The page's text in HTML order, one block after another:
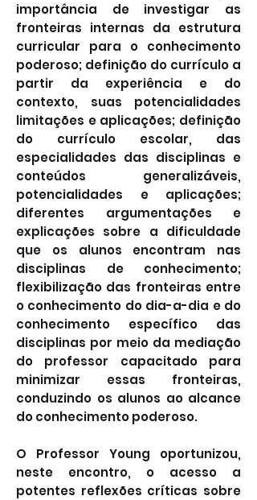
importância de investigar as
fronteiras internas da estrutura
curricular para o conhecimento
poderoso; definição do currículo a
partir da experiência e do
contexto, suas potencialidades
limitações e aplicações; definição
do currículo escolar, das
especialidades das disciplinas e
conteúdos generalizáveis,
potencialidades e aplicações;
diferentes argumentações e
explicações sobre a dificuldade
que os alunos encontram nas
disciplinas de conhecimento;
flexibilização das fronteiras entre
o conhecimento do dia-a-dia e do
conhecimento específico das
disciplinas por meio da mediação
do professor capacitado para
minimizar essas fronteiras,
conduzindo os alunos ao alcance
do conhecimento poderoso.
O Professor Young oportunizou,
neste encontro, o acesso a
potentes reflexões críticas sobre